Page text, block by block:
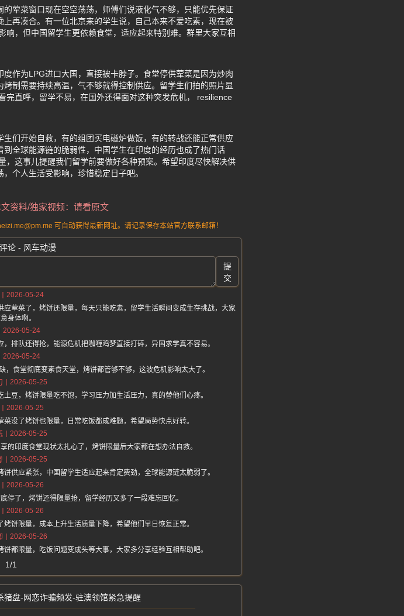
荤菜窗口现在空空荡荡，师傅们说液化气不够，只能优先保证
再凑合。有一位北京来的学生说，自己本来不爱吃素，现在被
，但中国留学生更依赖食堂，适应起来特别难。群里大家互相
作为LPG进口大国，直接被卡脖子。食堂停供荤菜是因为炒肉
制需要持续高温，气不够就得控制供应。留学生们拍的照片显
直呼，留学不易，在国外还得面对这种突发危机， resilience
们开始自救，有的组团买电磁炉做饭，有的转战还能正常供应
全球能源链的脆弱性，中国学生在印度的经历也成了热门话
这事儿提醒我们留学前要做好各种预案。希望印度尽快解决供
个人生活受影响，珍惜稳定日子吧。
资料/独家视频：请看原文
可自动获得最新网址。请记录保存本站官方联系邮箱！
论 - 风车动漫
提
交
2026-05-24
荤菜了，烤饼还限量，每天只能吃素，留学生活瞬间变成生存挑战，大家
身体啊。
2026-05-24
排队还得抢，能源危机把咖喱鸡梦直接打碎，异国求学真不容易。
2026-05-24
食堂彻底变素食天堂，烤饼都管够不够，这波危机影响太大了。
2026-05-25
豆，烤饼限量吃不饱，学习压力加生活压力，真的替他们心疼。
2026-05-25
没了烤饼也限量，日常吃饭都成难题，希望局势快点好转。
2026-05-25
的印度食堂现状太扎心了，烤饼限量后大家都在想办法自救。
2026-05-25
供应紧张，中国留学生适应起来肯定费劲，全球能源链太脆弱了。
2026-05-26
停了，烤饼还得限量抢，留学经历又多了一段难忘回忆。
2026-05-26
饼限量，成本上升生活质量下降，希望他们早日恢复正常。
2026-05-26
都限量，吃饭问题变成头等大事，大家多分享经验互相帮助吧。
1/1
猪盘-网恋诈骗频发-驻澳领馆紧急提醒